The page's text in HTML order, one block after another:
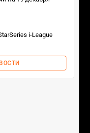
i‑League